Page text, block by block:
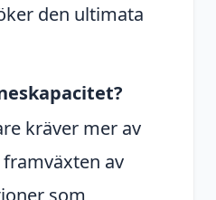
den ultimata
kräver mer av
av
som